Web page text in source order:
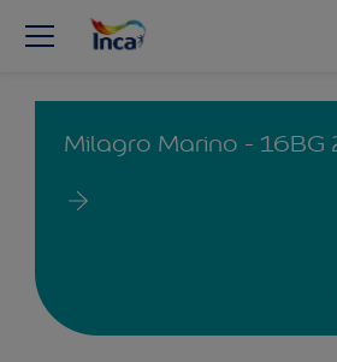
Milagro Marino -